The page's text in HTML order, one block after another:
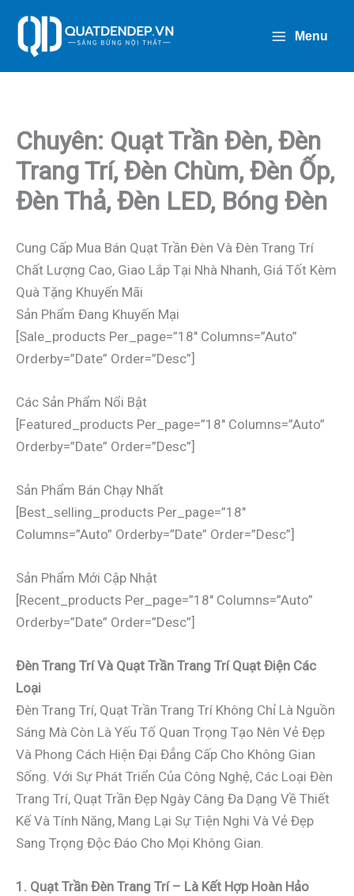
Dung
Menu
Chuyên: Quạt Trần Đèn, Đèn
Trang Trí, Đèn Chùm, Đèn Ốp,
Đèn Thả, Đèn LED, Bóng Đèn
Cung Cấp Mua Bán Quạt Trần Đèn Và Đèn Trang Trí
Chất Lượng Cao, Giao Lắp Tại Nhà Nhanh, Giá Tốt Kèm
Quà Tặng Khuyến Mãi
Sản Phẩm Đang Khuyến Mại
[sale_products Per_page=”18″ Columns=”auto”
Orderby=”date” Order=”desc”]
Các Sản Phẩm Nổi Bật
[featured_products Per_page=”18″ Columns=”auto”
Orderby=”date” Order=”desc”]
Sản Phẩm Bán Chạy Nhất
[best_selling_products Per_page=”18″
Columns=”auto” Orderby=”date” Order=”desc”]
Sản Phẩm Mới Cập Nhật
[recent_products Per_page=”18″ Columns=”auto”
Orderby=”date” Order=”desc”]
Đèn Trang Trí Và Quạt Trần Trang Trí Quạt Điện Các
Loại
Đèn Trang Trí, Quạt Trần Trang Trí Không Chỉ Là Nguồn
Sáng Mà Còn Là Yếu Tố Quan Trọng Tạo Nên Vẻ Đẹp
Và Phong Cách Hiện Đại Đẳng Cấp Cho Không Gian
Sống. Với Sự Phát Triển Của Công Nghệ, Các Loại Đèn
Trang Trí, Quạt Trần Đẹp Ngày Càng Đa Dạng Về Thiết
Kế Và Tính Năng, Mang Lại Sự Tiện Nghi Và Vẻ Đẹp
Sang Trọng Độc Đáo Cho Mọi Không Gian.
1. Quạt Trần Đèn Trang Trí – Là Kết Hợp Hoàn Hảo